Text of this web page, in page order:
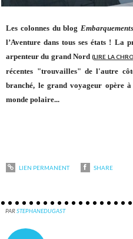
Les colonnes du blog Embarquements
l’Aventure dans tous ses états ! La
arpenteur du grand Nord(LIRE LA
récentes "trouvailles" de l'autre
branché, le grand voyageur opère
monde polaire...
LIEN PERMANENT SHARE
PARSTEPHANEDUGAST